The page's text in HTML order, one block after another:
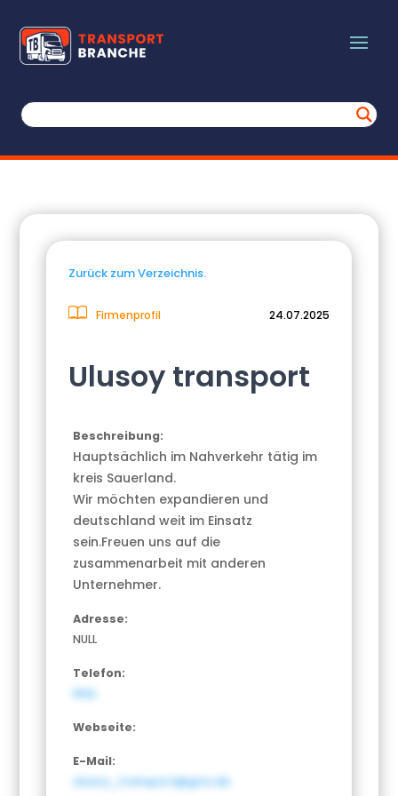
Zurück zum Verzeichnis.
Firmenprofil 24.07.2025
Ulusoy transport
Beschreibung:
Hauptsächlich im Nahverkehr tätig im
kreis Sauerland.
Wir möchten expandieren und
deutschland weit im Einsatz
sein.Freuen uns auf die
zusammenarbeit mit anderen
Unternehmer.
Adresse:
NULL
Telefon:
NULL
Webseite:
E-Mail:
ulusoy_transport@gmx.de